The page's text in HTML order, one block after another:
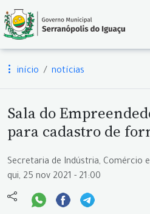
início notícias
Sala do
para cadastro de
Secretaria de Indústria, Comércio
qui, 25 nov 2021 - 21:00